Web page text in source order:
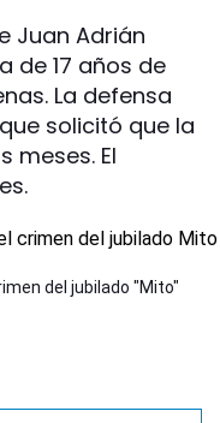
Juan Adrián
de 17 años de
La defensa
solicitó que la
meses. El
del jubilado "Mito"